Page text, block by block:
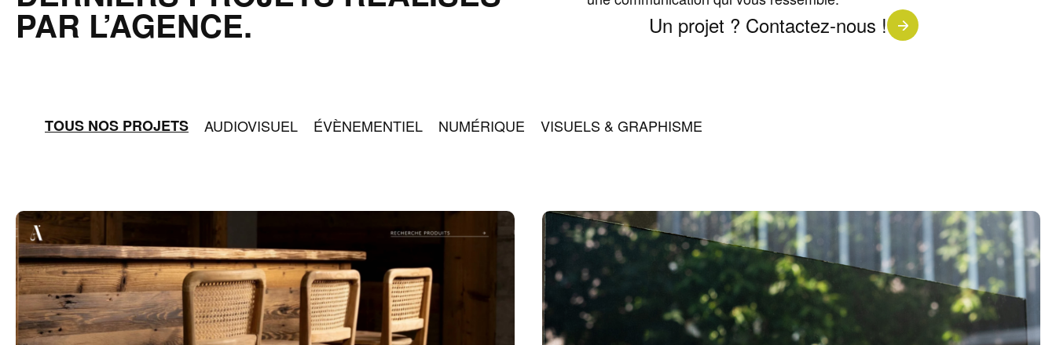
PAR L’AGENCE. Un projet ? Contactez-nous !
TOUS NOS PROJETS AUDIOVISUEL ÉVÈNEMENTIEL NUMÉRIQUE VISUELS & GRAPHISME